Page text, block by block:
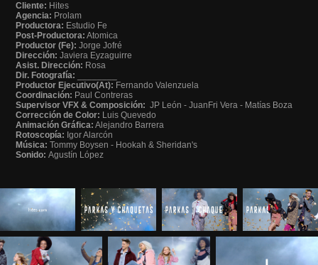
Cliente: Hites
Agencia: Prolam
Productora: Estudio Fe
Post-Productora: Atomica
Productor (Fe): Jorge Jofré
Dirección:Javiera Eyzaguirre
Asist. Dirección: Rosa
Dir. Fotografía:
Productor Ejecutivo(At): Fernando Valenzuela
Coordinación: Paul Contreras
Supervisor VFX & Composición: JP León - JuanFri Vera - Matías Boza
Corrección de Color: Luis Quevedo
Animación Gráfica: Alejandro Barrera
Rotoscopía: Igor Alarcón
Música:Tommy Boysen - Hookah & Sheridan's
Sonido:Agustín López